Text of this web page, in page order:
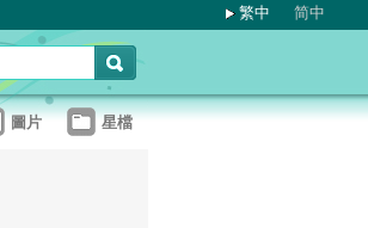
繁中 简中
圖片 星檔